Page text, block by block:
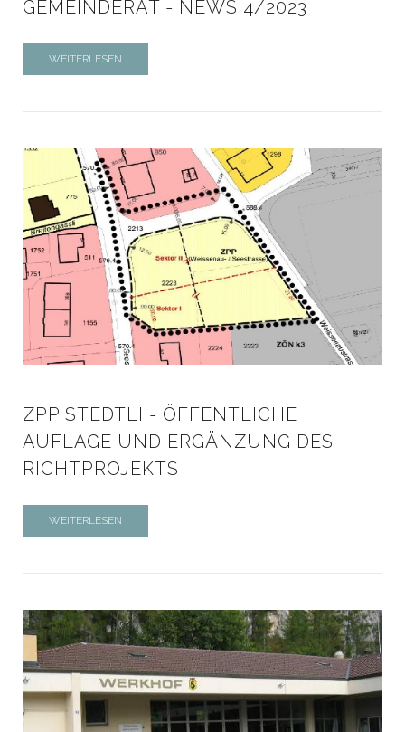
GEMEINDERAT - NEWS 4/2023
WEITERLESEN
ZPP STEDTLI - ÖFFENTLICHE
AUFLAGE UND ERGÄNZUNG DES
RICHTPROJEKTS
WEITERLESEN